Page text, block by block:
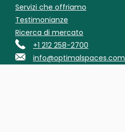
Servizi che offriamo
Testimonianze
Ricerca di mercato
+1 212 258-2700
info@optimalspaces.com